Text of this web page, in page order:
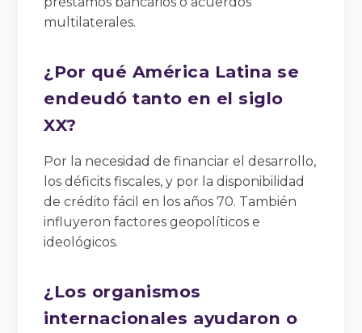
multilaterales.
¿Por qué América Latina se
endeudó tanto en el siglo
XX?
Por la necesidad de financiar el desarrollo,
los déficits fiscales, y por la disponibilidad
de crédito fácil en los años 70. También
influyeron factores geopolíticos e
ideológicos.
¿Los organismos
internacionales ayudaron o